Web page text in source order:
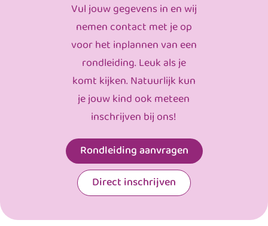
Vul jouw gegevens in en wij
nemen contact met je op
voor het inplannen van een
rondleiding. Leuk als je
komt kijken. Natuurlijk kun
je jouw kind ook meteen
inschrijven bij ons!
Rondleiding aanvragen
Direct inschrijven